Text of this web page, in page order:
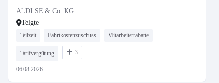
ALDI SE & Co. KG
Telgte
Teilzeit Fahrtkostenzuschuss Mitarbeiterrabatte
Tarifvergütung 3
06.08.2026